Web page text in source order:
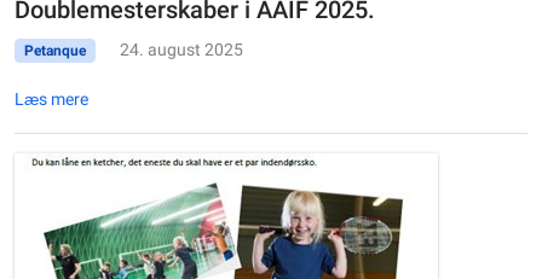
Doublemesterskaber i AAIF 2025.
Petanque 24. august 2025
Læs mere